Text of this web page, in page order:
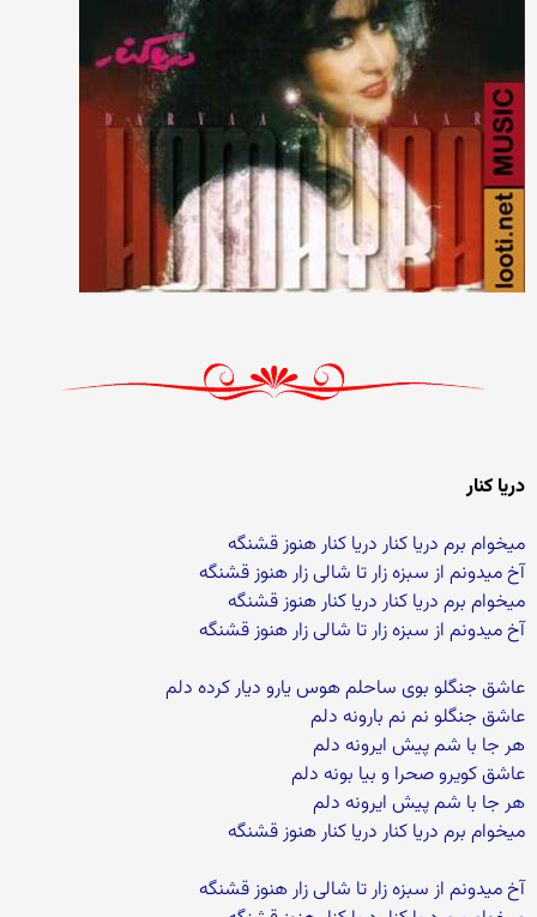
دریا کنار
میخوام برم دریا کنار دریا کنار هنوز قشنگه
آخ میدونم از سبزه زار تا شالی زار هنوز قشنگه
میخوام برم دریا کنار دریا کنار هنوز قشنگه
آخ میدونم از سبزه زار تا شالی زار هنوز قشنگه
عاشق جنگلو بوی ساحلم هوس یارو دیار کرده دلم
عاشق جنگلو نم نم بارونه دلم
هر جا با شم پیش ایرونه دلم
عاشق کویرو صحرا و بیا بونه دلم
هر جا با شم پیش ایرونه دلم
میخوام برم دریا کنار دریا کنار هنوز قشنگه
آخ میدونم از سبزه زار تا شالی زار هنوز قشنگه